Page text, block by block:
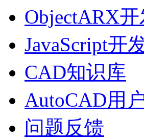
ObjectARX
JavaScript开
CAD知识库
AutoCAD用
问题反馈